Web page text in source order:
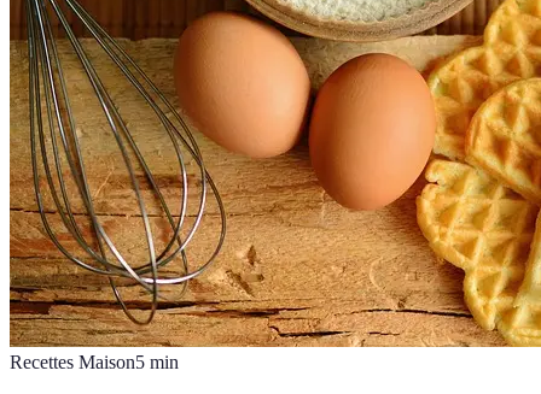
Recettes Maison5 min